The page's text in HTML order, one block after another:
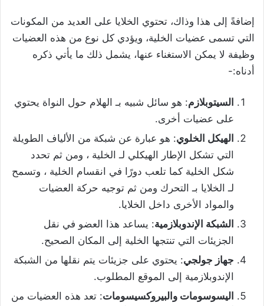
إضافةً إلى هذا وذاك، تحتوي الخلايا على العديد من المكونات
التي تسمى عضيات الخلية، ويؤدي كل نوع من هذه العضيات
وظيفة لا يمكن الاستغناء عنها، يشمل ذلك ما يأتي ذكره
أدناه:-
السيتوبلازم: هو سائل شبيه بـ الهلام حول النواة يحتوي
على عضيات أخرى.
الهيكل الخلوي: هو عبارة عن شبكة من الألياف الطويلة
التي تشكل الإطار الهيكلي لـ الخلية ، ومن ثم تحدد
شكل الخلية كما تلعب دورًا في انقسام الخلية ، وتسمح
لـ الخلايا بـ التحرك ومن ثم توجيه حركة العضيات
والمواد الأخرى داخل الخلايا.
الشبكة الإندوبلازمية: يساعد هذا العضو في نقل
الجزيئات التي تنتجها الخلية إلى المكان الصحيح.
جهاز جولجي: يحتوي على جزيئات يتم نقلها من الشبكة
الإندوبلازمية إلى الموقع المطلوب.
اليسوسومات والبيروكسيسومات: تعد هذه العضيات من